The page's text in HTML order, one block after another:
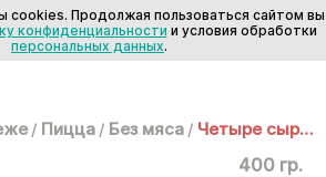
/ Пицца / Без мяса / Четыре сыра 25 см
400 гр.
cookies. Продолжая пользоваться сайтом вы
конфиденциальности и условия обработки
персональных данных.